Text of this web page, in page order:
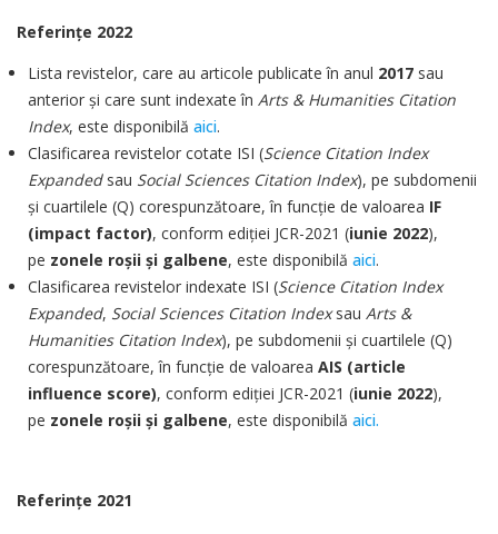
Referinţe 2022
Lista revistelor, care au articole publicate în anul 2017 sau
anterior şi care sunt indexate în Arts & Humanities Citation
Index, este disponibilă aici.
Clasificarea revistelor cotate ISI (Science Citation Index
Expanded sau Social Sciences Citation Index), pe subdomenii
şi cuartilele (Q) corespunzătoare, în funcţie de valoarea IF
(impact factor), conform ediţiei JCR-2021 (iunie 2022),
pe zonele roşii şi galbene, este disponibilă aici.
Clasificarea revistelor indexate ISI (Science Citation Index
Expanded, Social Sciences Citation Indexsau Arts &
Humanities Citation Index), pe subdomenii şi cuartilele (Q)
corespunzătoare, în funcţie de valoarea AIS (article
influence score), conform ediţiei JCR-2021 (iunie 2022),
pe zonele roşii şi galbene, este disponibilă aici.
Referinţe 2021